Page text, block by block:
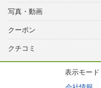
写真・動画
クーポン
クチコミ
表示モード